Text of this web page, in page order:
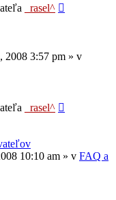
_rasel^
2008 3:57 pm » v
_rasel^
10:10 am » v FAQ a